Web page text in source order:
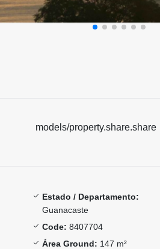
models/property.share.share
Estado / Departamento:
Guanacaste
Code: 8407704
Área Ground: 147 m²